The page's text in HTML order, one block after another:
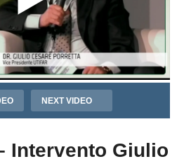
NEXT VIDEO
Intervento Giulio